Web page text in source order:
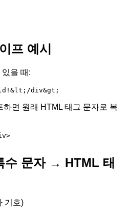
프 예시
을 때:
div&gt;
면 원래 HTML 태그 문자로 복
수 문자 → HTML 태
기호)